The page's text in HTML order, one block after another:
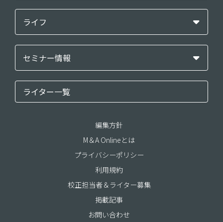
ライフ
セミナー情報
ライター一覧
編集方針
M＆A Onlineとは
プライバシーポリシー
利用規約
校正担当者＆ライター募集
掲載記事
お問い合わせ